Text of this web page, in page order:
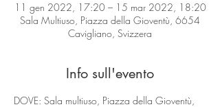
11 gen 2022, 17:20 – 15 mar 2022, 18:20
Sala Multiuso, Piazza della Gioventù, 6654
Cavigliano, Svizzera
Info sull'evento
DOVE: Sala multiuso, Piazza della Gioventù,